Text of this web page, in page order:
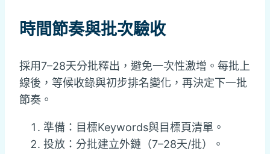
時間節奏與批次驗收
採用7–28天分批釋出，避免一次性激增。每批上
線後，等候收錄與初步排名變化，再決定下一批
節奏。
準備：目標Keywords與目標頁清單。
投放：分批建立外鏈（7–28天/批）。